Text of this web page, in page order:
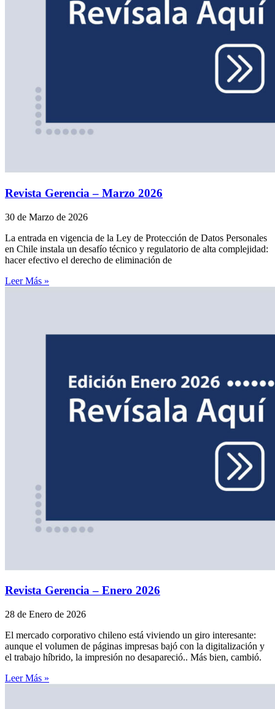
Revista Gerencia – Marzo 2026
30 de Marzo de 2026
La entrada en vigencia de la Ley de Protección de Datos Personales
en Chile instala un desafío técnico y regulatorio de alta complejidad:
hacer efectivo el derecho de eliminación de
Leer Más »
Revista Gerencia – Enero 2026
28 de Enero de 2026
El mercado corporativo chileno está viviendo un giro interesante:
aunque el volumen de páginas impresas bajó con la digitalización y
el trabajo híbrido, la impresión no desapareció.. Más bien, cambió.
Leer Más »